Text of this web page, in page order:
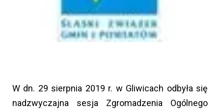
W dn. 29 sierpnia 2019 r. w Gliwicach odbyła się
nadzwyczajna sesja Zgromadzenia Ogólnego